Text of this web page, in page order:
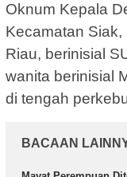
Oknum Kepala
Kecamatan
Riau, berinisial
wanita berinisial
di tengah
BACAAN